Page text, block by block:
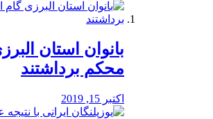
بانوان استان
محكم برداشتند
اکتبر 15, 2019